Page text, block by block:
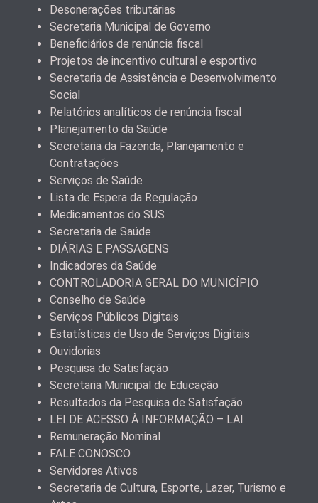
Desonerações tributárias
Secretaria Municipal de Governo
Beneficiários de renúncia fiscal
Projetos de incentivo cultural e esportivo
Secretaria de Assistência e Desenvolvimento
Social
Relatórios analíticos de renúncia fiscal
Planejamento da Saúde
Secretaria da Fazenda, Planejamento e
Contratações
Serviços de Saúde
Lista de Espera da Regulação
Medicamentos do SUS
Secretaria de Saúde
DIÁRIAS E PASSAGENS
Indicadores da Saúde
CONTROLADORIA GERAL DO MUNICÍPIO
Conselho de Saúde
Serviços Públicos Digitais
Estatísticas de Uso de Serviços Digitais
Ouvidorias
Pesquisa de Satisfação
Secretaria Municipal de Educação
Resultados da Pesquisa de Satisfação
LEI DE ACESSO À INFORMAÇÃO – LAI
Remuneração Nominal
FALE CONOSCO
Servidores Ativos
Secretaria de Cultura, Esporte, Lazer, Turismo e